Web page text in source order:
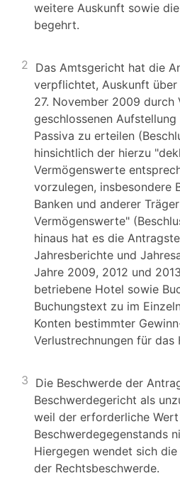
weitere Auskunft sowie
begehrt.
2 Das Amtsgericht hat die
verpflichtet, Auskunft über
27. November 2009 durch
geschlossenen
Passiva zu erteilen
hinsichtlich der hierzu
Vermögenswerte
vorzulegen, insbesondere
Banken und anderer
Vermögenswerte"
hinaus hat es die
Jahresberichte und
Jahre 2009, 2012 und
betriebene Hotel sowie
Buchungstext zu im
Konten bestimmter
Verlustrechnungen für das
3 Die Beschwerde der
Beschwerdegericht als
weil der erforderliche
Beschwerdegegenstands
Hiergegen wendet sich
der Rechtsbeschwerde.